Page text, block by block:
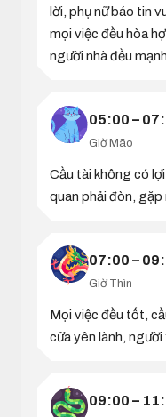
lời, phụ nữ báo tin
mọi việc đều hòa
người nhà đều
05:00 –
Giờ Mão
Cầu tài không có
quan phải đòn, gặp
07:00 –
Giờ Thìn
Mọi việc đều tốt,
cửa yên lành, người
09:00 –